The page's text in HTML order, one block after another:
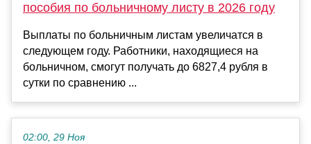
пособия по больничному листу в 2026 году
Выплаты по больничным листам увеличатся в
следующем году. Работники, находящиеся на
больничном, смогут получать до 6827,4 рубля в
сутки по сравнению ...
02:00, 29 Ноя